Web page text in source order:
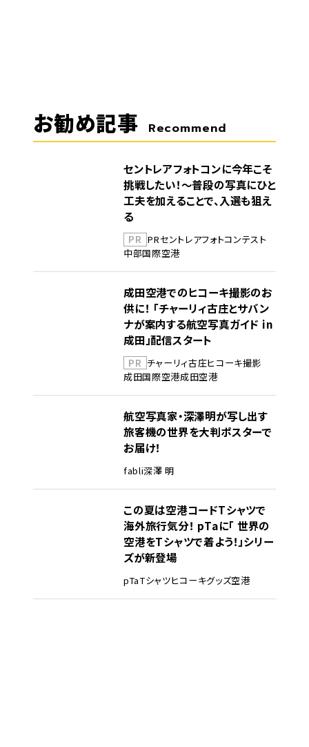
お勧め記事 Recommend
セントレアフォトコンに今年こそ
挑戦したい！～普段の写真にひと
工夫を加えることで、入選も狙え
る
PR PRセントレアフォトコンテスト
中部国際空港
成田空港でのヒコーキ撮影のお
供に！ 「チャーリィ古庄とサバン
ナが案内する航空写真ガイド in
成田」配信スタート
PR チャーリィ古庄ヒコーキ撮影
成田国際空港成田空港
航空写真家・深澤明が写し出す
旅客機の世界を大判ポスターで
お届け！
fabli深澤 明
この夏は空港コードTシャツで
海外旅行気分！ pTaに「 世界の
空港をTシャツで着よう！」シリー
ズが新登場
pTaTシャツヒコーキグッズ空港